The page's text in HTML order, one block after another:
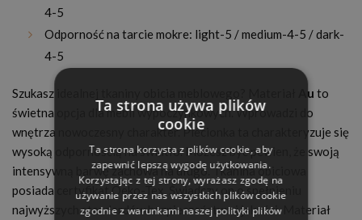
4-5
Odporność na tarcie mokre: light-5 / medium-4-5 / dark-
4-5
Szukasz idealnej tkaniny obicia meblowego? Materiał Au to
świetna opcja dla mebli wypoczynkowych. Wprowadzi do
wnętrza nowoczesny charakter. Plecionka ta charakteryzuje się
wysoką odpornością na światło. Możesz być pewien, że swoją
intensywną barwę zachowa na długo. Tkanina obiciowa
posiada certyfikat Oeko-Tex. Świadczy on o spełnieniu
najwyższych standardów bezpieczeństwa i jakości. Materiał
Ta strona używa plików
cookie
Ta strona korzysta z plików cookie, aby
zapewnić lepszą wygodę użytkowania.
Korzystając z tej strony, wyrażasz zgodę na
używanie przez nas wszystkich plików cookie
zgodnie z warunkami naszej polityki plików